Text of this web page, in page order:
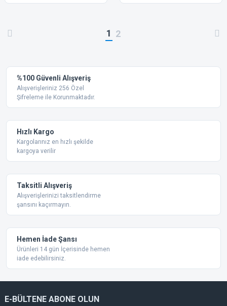
1 2
%100 Güvenli Alışveriş
Alışverişleriniz 256 Özel
Şifreleme ile Korunmaktadır.
Hızlı Kargo
Kargolarınız en hızlı şekilde
kargoya verilir
Taksitli Alışveriş
Alışverişlerinizi taksitlendirme
şansını kaçırmayın.
Hemen İade Şansı
Ürünleri 14 gün İçerisinde hemen
iade edebilirsiniz.
E-BÜLTENE ABONE OLUN